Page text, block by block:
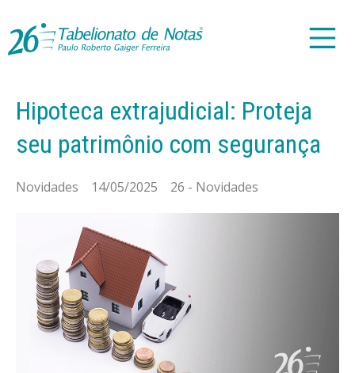
Hipoteca extrajudicial: Proteja
seu patrimônio com segurança
Novidades 14/05/2025 26 - Novidades